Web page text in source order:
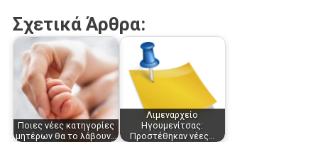
Σχετικά Άρθρα:
Ποιες νέες κατηγορίες
μητέρων θα το λάβουν…
Λιμεναρχείο
Ηγουμενίτσας:
Προστέθηκαν νέες…